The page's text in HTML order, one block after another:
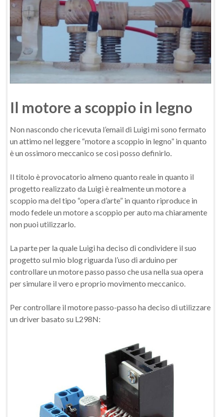
Il motore a scoppio in legno
Non nascondo che ricevuta l’email di Luigi mi sono fermato
un attimo nel leggere “motore a scoppio in legno” in quanto
è un ossimoro meccanico se così posso definirlo.
Il titolo è provocatorio almeno quanto reale in quanto il
progetto realizzato da Luigi è realmente un motore a
scoppio ma del tipo “opera d’arte” in quanto riproduce in
modo fedele un motore a scoppio per auto ma chiaramente
non puoi utilizzarlo.
La parte per la quale Luigi ha deciso di condividere il suo
progetto sul mio blog riguarda l’uso di arduino per
controllare un motore passo passo che usa nella sua opera
per simulare il vero e proprio movimento meccanico.
Per controllare il motore passo-passo ha deciso di utilizzare
un driver basato su L298N: